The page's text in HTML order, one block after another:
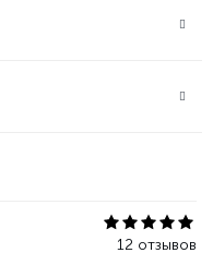
12 отзывов